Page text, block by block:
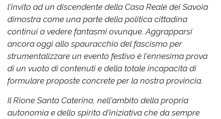
l'invito ad un discendente della Casa Reale dei Savoia
dimostra come una parte della politica cittadina
continui a vedere fantasmi ovunque. Aggrapparsi
ancora oggi allo spauracchio del fascismo per
strumentalizzare un evento festivo è l'ennesima prova
di un vuoto di contenuti e della totale incapacità di
formulare proposte concrete per la nostra provincia.
Il Rione Santa Caterina, nell'ambito della propria
autonomia e dello spirito d'iniziativa che da sempre